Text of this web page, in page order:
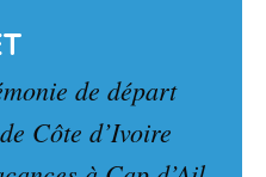
de départ
Côte d’Ivoire